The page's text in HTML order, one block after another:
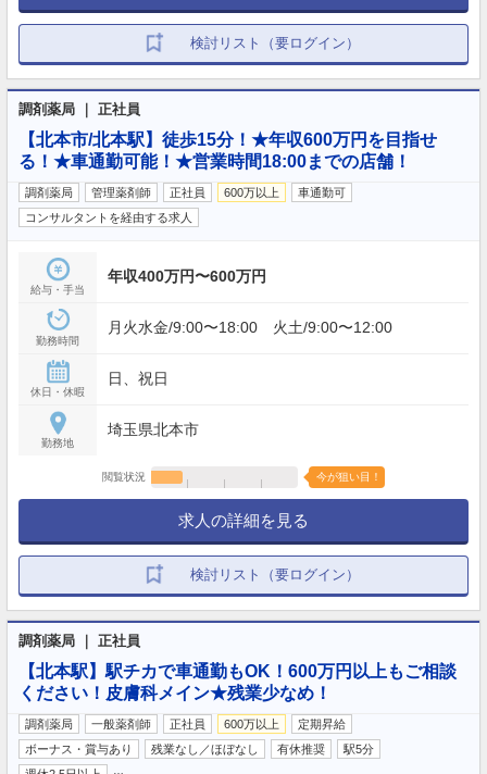
検討リスト（要ログイン）
調剤薬局 ｜ 正社員
【北本市/北本駅】徒歩15分！★年収600万円を目指せ
る！★車通勤可能！★営業時間18:00までの店舗！
調剤薬局 管理薬剤師 正社員 600万以上
車通勤可
コンサルタントを経由する求人
給与・手当
年収400万円〜600万円
勤務時間
月火水金/9:00〜18:00 火土/9:00〜12:00
休日・休暇
日、祝日
勤務地
埼玉県北本市
閲覧状況 今が狙い目！
求人の詳細を見る
検討リスト（要ログイン）
調剤薬局 ｜ 正社員
【北本駅】駅チカで車通勤もOK！600万円以上もご相談
ください！皮膚科メイン★残業少なめ！
調剤薬局 一般薬剤師 正社員 600万以上
定期昇給
ボーナス・賞与あり
残業なし／ほぼなし 有休推奨
駅5分